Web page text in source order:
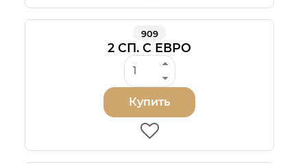
909
2 СП. С ЕВРО
Купить